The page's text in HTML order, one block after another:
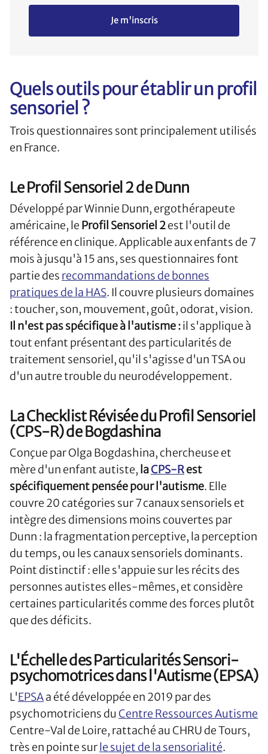
Je m'inscris
Quels outils pour établir un profil
sensoriel ?
Trois questionnaires sont principalement utilisés
en France.
Le Profil Sensoriel 2 de Dunn
Développé par Winnie Dunn, ergothérapeute
américaine, le Profil Sensoriel 2est l'outil de
référence en clinique. Applicable aux enfants de 7
mois à jusqu'à 15 ans, ses questionnaires font
partie des recommandations de bonnes
pratiques de la HAS. Il couvre plusieurs domaines
: toucher, son, mouvement, goût, odorat, vision.
Il n'est pas spécifique à l'autisme :il s'applique à
tout enfant présentant des particularités de
traitement sensoriel, qu'il s'agisse d'un TSA ou
d'un autre trouble du neurodéveloppement.
La Checklist Révisée du Profil Sensoriel
(CPS-R) de Bogdashina
Conçue par Olga Bogdashina, chercheuse et
mère d'un enfant autiste, laCPS-Rest
spécifiquement pensée pour l'autisme. Elle
couvre 20 catégories sur 7 canaux sensoriels et
intègre des dimensions moins couvertes par
Dunn : la fragmentation perceptive, la perception
du temps, ou les canaux sensoriels dominants.
Point distinctif : elle s'appuie sur les récits des
personnes autistes elles-mêmes, et considère
certaines particularités comme des forces plutôt
que des déficits.
L'Échelle des Particularités Sensori-
psychomotrices dans l'Autisme (EPSA)
L'EPSAa été développée en 2019 par des
psychomotriciens du Centre Ressources Autisme
Centre-Val de Loire, rattaché au CHRU de Tours,
très en pointe surle sujet de la sensorialité.